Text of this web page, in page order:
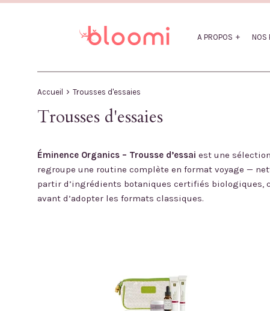
Passer
A PROPOS NOS
Accueil › Trousses d'essaies
Trousses d'essaies
Éminence Organics – Trousse d’essai est une
regroupe une routine complète en format voyage —
partir d’ingrédients botaniques certifiés biologiques,
avant d’adopter les formats classiques.